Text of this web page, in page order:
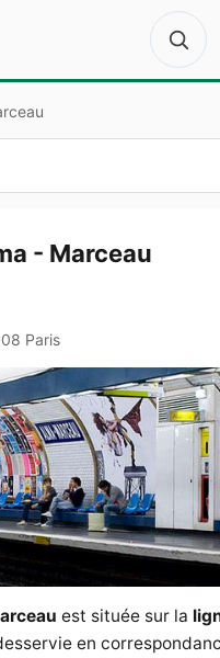
- Marceau
Paris
est située sur la
en